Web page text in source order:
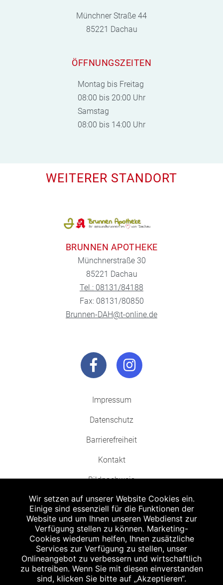
Münchner Straße 44
85221 Dachau
ÖFFNUNGSZEITEN
Montag bis Freitag
08:00 bis 20:00 Uhr
Samstag
08:00 bis 14:00 Uhr
WEITERER STANDORT
BRUNNEN APOTHEKE
Münchnerstraße 30
85221 Dachau
Tel.: 08131/84188
Fax: 08131/80850
Brunnen-DAH@t-online.de
Impressum
Datenschutz
Barrierefreiheit
Kontakt
Bildnachweis
Abgabe in haushaltsüblichen Mengen, solange der Vorrat reicht. Für Druck-
und Satzfehler keine Haftung.
Zu Risiken und Nebenwirkungen lesen Sie die Packungsbeilage und fragen
Sie Ihren Arzt oder Apotheker.
Angabe nach der deutschen Arzneimitteltaxe Apothekenerstattungspreis
Wir setzen auf unserer Website Cookies ein.
Einige sind essenziell für die Funktionen der
Website und um Ihnen unseren Webdienst zur
Verfügung stellen zu können. Marketing-
Cookies wiederum helfen, Ihnen zusätzliche
Services zur Verfügung zu stellen, unser
Onlineangebot zu verbessern und wirtschaftlich
zu betreiben. Wenn Sie mit diesen einverstanden
sind, klicken Sie bitte auf „Akzeptieren“.